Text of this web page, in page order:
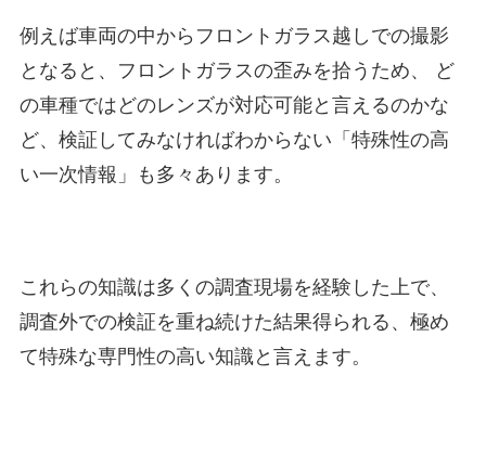
例えば車両の中からフロントガラス越しでの撮影
となると、フロントガラスの歪みを拾うため、 ど
の車種ではどのレンズが対応可能と言えるのかな
ど、検証してみなければわからない「特殊性の高
い一次情報」も多々あります。
これらの知識は多くの調査現場を経験した上で、
調査外での検証を重ね続けた結果得られる、極め
て特殊な専門性の高い知識と言えます。